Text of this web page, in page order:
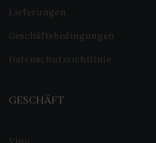
Lieferungen
Geschäftsbedingungen
Datenschutzrichtlinie
GESCHÄFT